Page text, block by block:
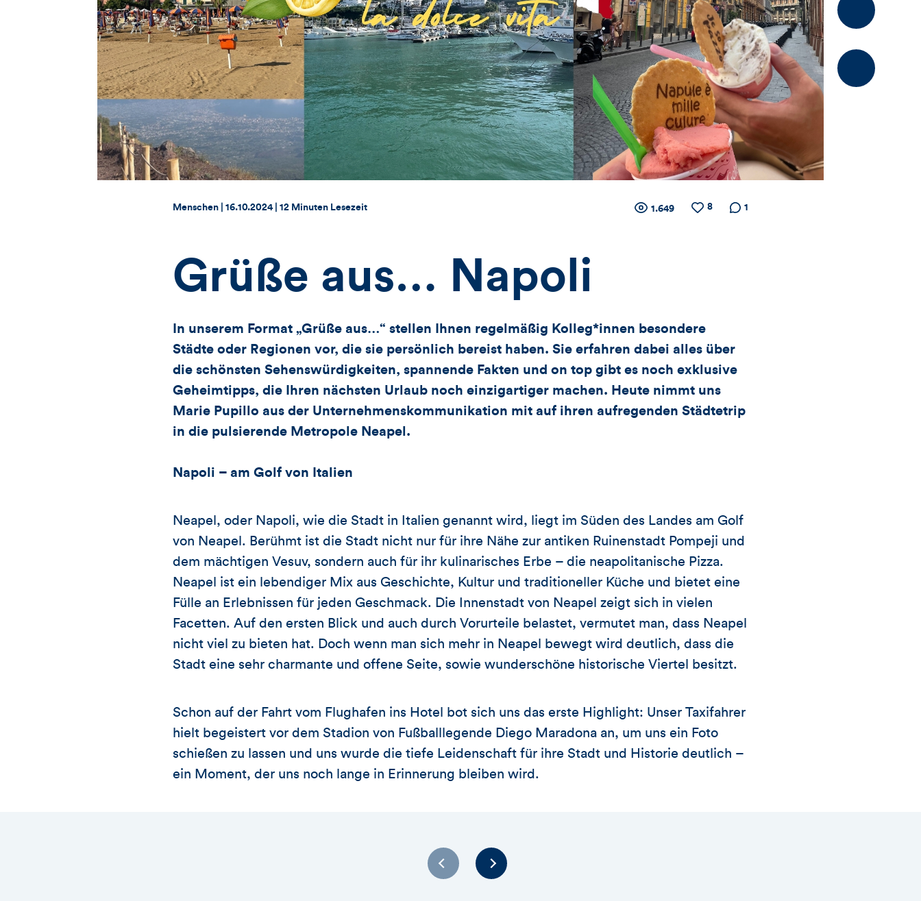
Thema:
Menschen | Datum:
16.10.2024| 12 Minuten Lesezeit
Zähler
Likes
und
Kommentare
Anzahl
1.649
Anzahl
8
Anzahl der
1
Grüße aus… Napoli
In unserem Format „Grüße aus…“ stellen Ihnen regelmäßig Kolleg*innen besondere
Städte oder Regionen vor, die sie persönlich bereist haben. Sie erfahren dabei alles über
die schönsten Sehenswürdigkeiten, spannende Fakten und on top gibt es noch exklusive
Geheimtipps, die Ihren nächsten Urlaub noch einzigartiger machen. Heute nimmt uns
Marie Pupillo aus der Unternehmenskommunikation mit auf ihren aufregenden Städtetrip
in die pulsierende Metropole Neapel.
Napoli – am Golf von Italien
Neapel, oder Napoli, wie die Stadt in Italien genannt wird, liegt im Süden des Landes am Golf
von Neapel. Berühmt ist die Stadt nicht nur für ihre Nähe zur antiken Ruinenstadt Pompeji und
dem mächtigen Vesuv, sondern auch für ihr kulinarisches Erbe – die neapolitanische Pizza.
Neapel ist ein lebendiger Mix aus Geschichte, Kultur und traditioneller Küche und bietet eine
Fülle an Erlebnissen für jeden Geschmack. Die Innenstadt von Neapel zeigt sich in vielen
Facetten. Auf den ersten Blick und auch durch Vorurteile belastet, vermutet man, dass Neapel
nicht viel zu bieten hat. Doch wenn man sich mehr in Neapel bewegt wird deutlich, dass die
Stadt eine sehr charmante und offene Seite, sowie wunderschöne historische Viertel besitzt.
Schon auf der Fahrt vom Flughafen ins Hotel bot sich uns das erste Highlight: Unser Taxifahrer
hielt begeistert vor dem Stadion von Fußballlegende Diego Maradona an, um uns ein Foto
schießen zu lassen und uns wurde die tiefe Leidenschaft für ihre Stadt und Historie deutlich –
ein Moment, der uns noch lange in Erinnerung bleiben wird.